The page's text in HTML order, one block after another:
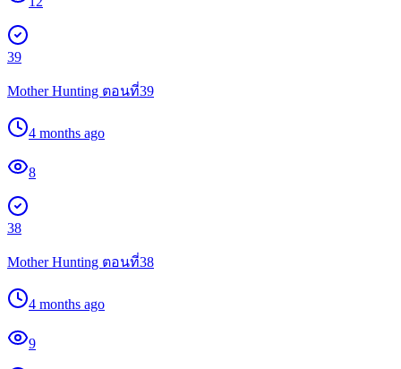
39
Mother Hunting ตอนที่39
4 months ago
8
38
Mother Hunting ตอนที่38
4 months ago
9